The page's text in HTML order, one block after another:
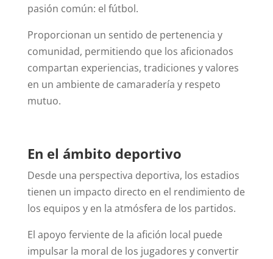
pasión común: el fútbol.
Proporcionan un sentido de pertenencia y
comunidad, permitiendo que los aficionados
compartan experiencias, tradiciones y valores
en un ambiente de camaradería y respeto
mutuo.
En el ámbito deportivo
Desde una perspectiva deportiva, los estadios
tienen un impacto directo en el rendimiento de
los equipos y en la atmósfera de los partidos.
El apoyo ferviente de la afición local puede
impulsar la moral de los jugadores y convertir